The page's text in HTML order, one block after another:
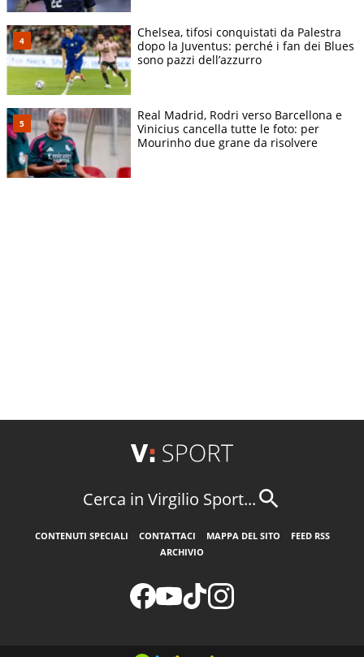
Chelsea, tifosi conquistati da Palestra
dopo la Juventus: perché i fan dei Blues
sono pazzi dell’azzurro
Real Madrid, Rodri verso Barcellona e
Vinicius cancella tutte le foto: per
Mourinho due grane da risolvere
Cerca in Virgilio Sport...
CONTENUTI SPECIALI CONTATTACI MAPPA DEL SITO
FEED RSS
ARCHIVIO